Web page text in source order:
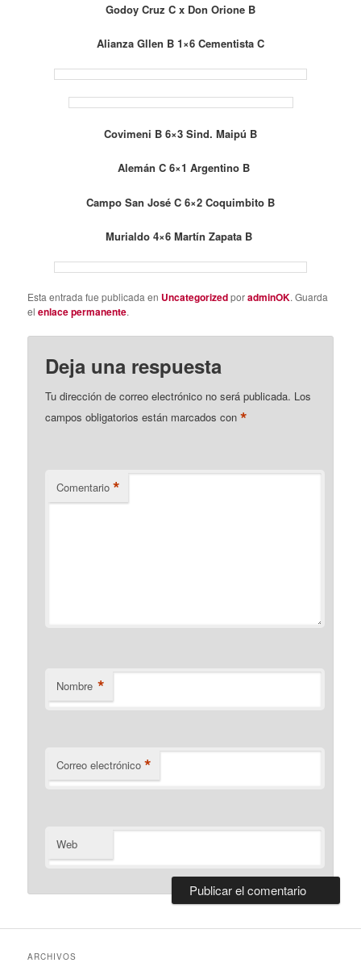
Godoy Cruz C x Don Orione B
Alianza Gllen B 1×6 Cementista C
Covimeni B 6×3 Sind. Maipú B
Alemán C 6×1 Argentino B
Campo San José C 6×2 Coquimbito B
Murialdo 4×6 Martín Zapata B
Esta entrada fue publicada en UncategorizedporadminOK. Guarda
elenlace permanente.
Deja una respuesta
Tu dirección de correo electrónico no será publicada. Los
campos obligatorios están marcados con*
Comentario *
Nombre *
Correo electrónico *
Web
ARCHIVOS